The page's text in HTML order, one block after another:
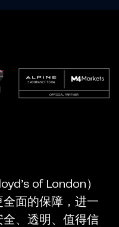
M4Markets
CFD
Trading
Regulated
of London）
面的保障，进一
、透明、值得信